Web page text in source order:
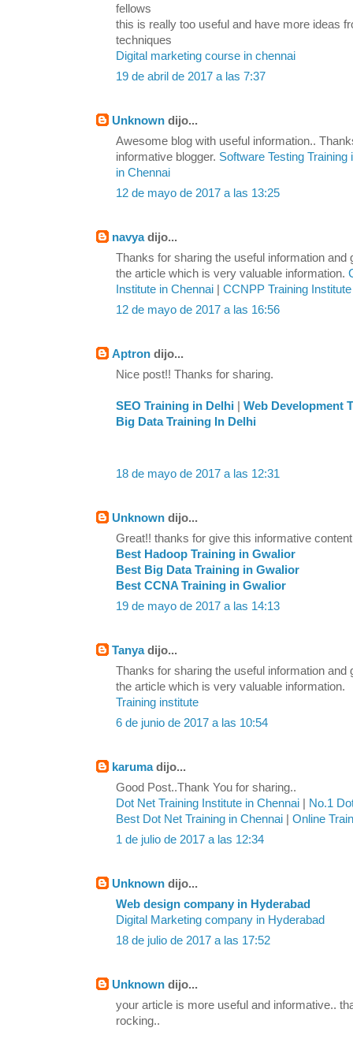
fellows
this is really too useful and have more ideas
techniques
Digital marketing course in chennai
19 de abril de 2017 a las 7:37
Unknown dijo...
Awesome blog with useful information..
informative blogger. Software Testing Training
in Chennai
12 de mayo de 2017 a las 13:25
navyadijo...
Thanks for sharing the useful information and
the article which is very valuable information.
Institute in Chennai
CCNPP Training
12 de mayo de 2017 a las 16:56
Aptron dijo...
Nice post!! Thanks for sharing.
SEO Training in Delhi
Web Development
Big Data Training In Delhi
18 de mayo de 2017 a las 12:31
Unknown dijo...
Great!! thanks for give this informative
Best Hadoop Training in Gwalior
Best Big Data Training in Gwalior
Best CCNA Training in Gwalior
19 de mayo de 2017 a las 14:13
Tanyadijo...
Thanks for sharing the useful information and
the article which is very valuable information.
Training institute
6 de junio de 2017 a las 10:54
karumadijo...
Good Post..Thank You for sharing..
Dot Net Training Institute in Chennai
No.1
Best Dot Net Training in Chennai
Online
1 de julio de 2017 a las 12:34
Unknown dijo...
Web design company in Hyderabad
Digital Marketing company in Hyderabad
18 de julio de 2017 a las 17:52
Unknown dijo...
your article is more useful and informative..
rocking..